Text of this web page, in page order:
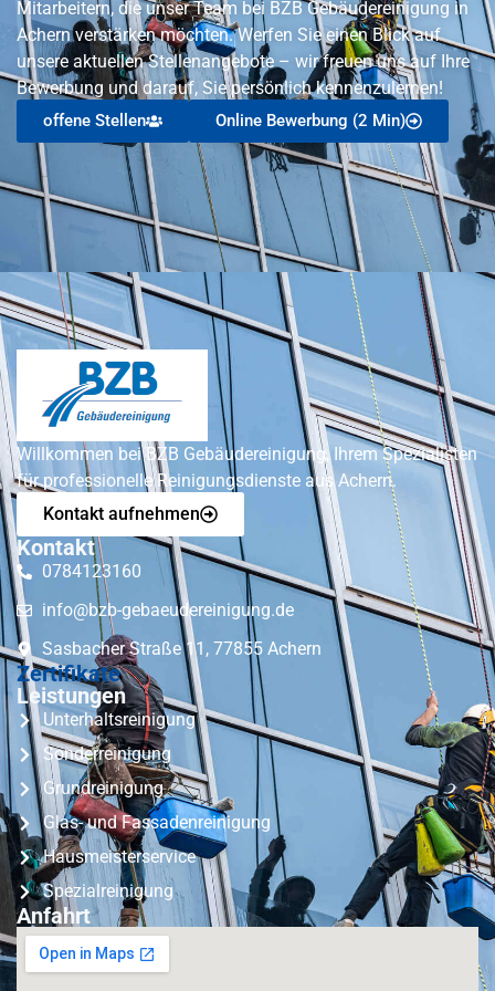
Mitarbeitern, die unser Team bei BZB Gebäudereinigung in
Achern verstärken möchten. Werfen Sie einen Blick auf
unsere aktuellen Stellenangebote – wir freuen uns auf Ihre
Bewerbung und darauf, Sie persönlich kennenzulernen!
offene Stellen Online Bewerbung (2 Min)
Willkommen bei BZB Gebäudereinigung, Ihrem Spezialisten
für professionelle Reinigungsdienste aus Achern.
Kontakt aufnehmen
Kontakt
0784123160
info@bzb-gebaeudereinigung.de
Sasbacher Straße 11, 77855 Achern
Zertifikate
Leistungen
Unterhaltsreinigung
Sonderreinigung
Grundreinigung
Glas- und Fassadenreinigung
Hausmeisterservice
Spezialreinigung
Anfahrt